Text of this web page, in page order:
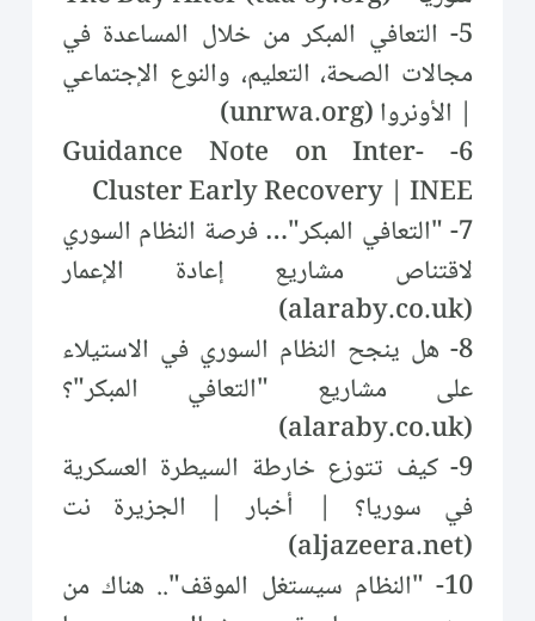
5- التعافي المبكر من خلال المساعدة في
مجالات الصحة، التعليم، والنوع الإجتماعي
| الأونروا (unrwa.org)
6- Guidance Note on Inter-
Cluster Early Recovery | INEE
7- "التعافي المبكر"… فرصة النظام السوري
لاقتناص مشاريع إعادة الإعمار
(alaraby.co.uk)
8- هل ينجح النظام السوري في الاستيلاء
على مشاريع "التعافي المبكر"؟
(alaraby.co.uk)
9- كيف تتوزع خارطة السيطرة العسكرية
في سوريا؟ | أخبار | الجزيرة نت
(aljazeera.net)
10- "النظام سيستغل الموقف".. هناك من